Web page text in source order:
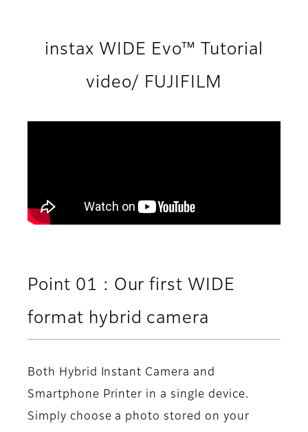
instax WIDE Evo™ Tutorial
video/ FUJIFILM
Point 01 : Our first WIDE
format hybrid camera
Both Hybrid Instant Camera and
Smartphone Printer in a single device.
Simply choose a photo stored on your